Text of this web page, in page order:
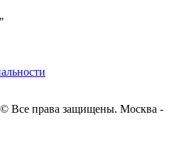
Все права защищены. Москва -